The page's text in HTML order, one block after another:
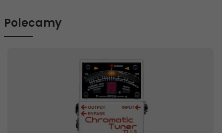
Polecamy